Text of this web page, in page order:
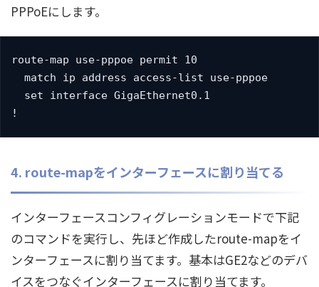
PPPoEにします。
route-map use-pppoe permit 10
  match ip address access-list use-pppoe
  set interface GigaEthernet0.1
!
4. route-mapをインターフェースに割り当てる
インターフェースコンフィグレーションモードで下記
のコマンドを実行し、先ほど作成したroute-mapをイ
ンターフェースに割り当てます。基本はGE2などのデバ
イスをつなぐインターフェースに割り当てます。